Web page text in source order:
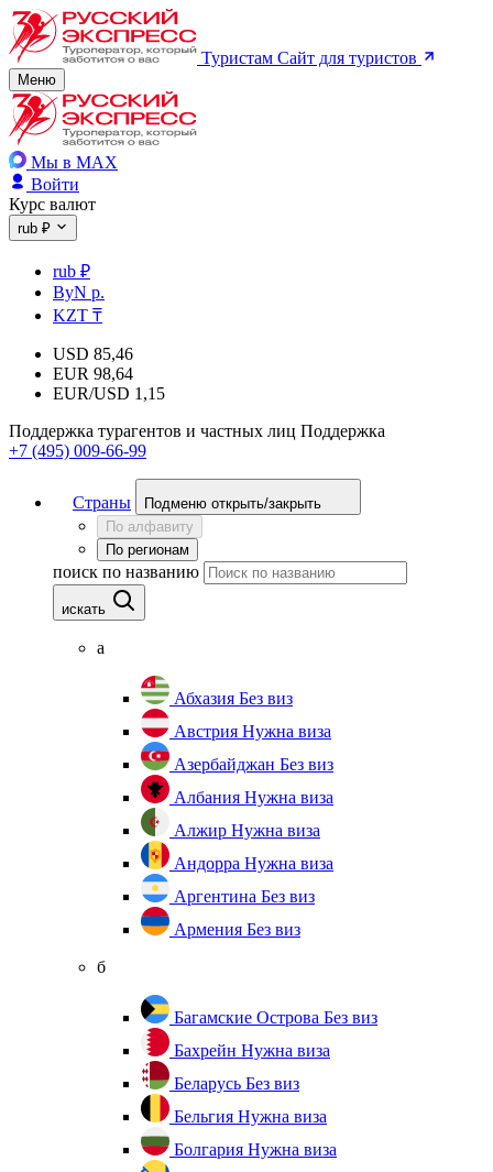
Туристам Сайт для туристов
Меню
Мы в MAX
Войти
Курс валют
rub ₽
rub ₽
ByN р.
KZT ₸
USD 85,46
EUR 98,64
EUR/USD 1,15
Поддержка турагентов и частных лиц Поддержка
+7 (495) 009-66-99
Страны
Подменю открыть/закрыть
По алфавиту
По регионам
поиск по названию
искать
а
Абхазия Без виз
Австрия Нужна виза
Азербайджан Без виз
Албания Нужна виза
Алжир Нужна виза
Андорра Нужна виза
Аргентина Без виз
Армения Без виз
б
Багамские Острова Без виз
Бахрейн Нужна виза
Беларусь Без виз
Бельгия Нужна виза
Болгария Нужна виза